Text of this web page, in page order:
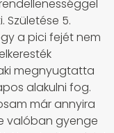
Születése 5.
a pici fejét nem
megnyugtatta
alakulni fog.
már annyira
valóban gyenge